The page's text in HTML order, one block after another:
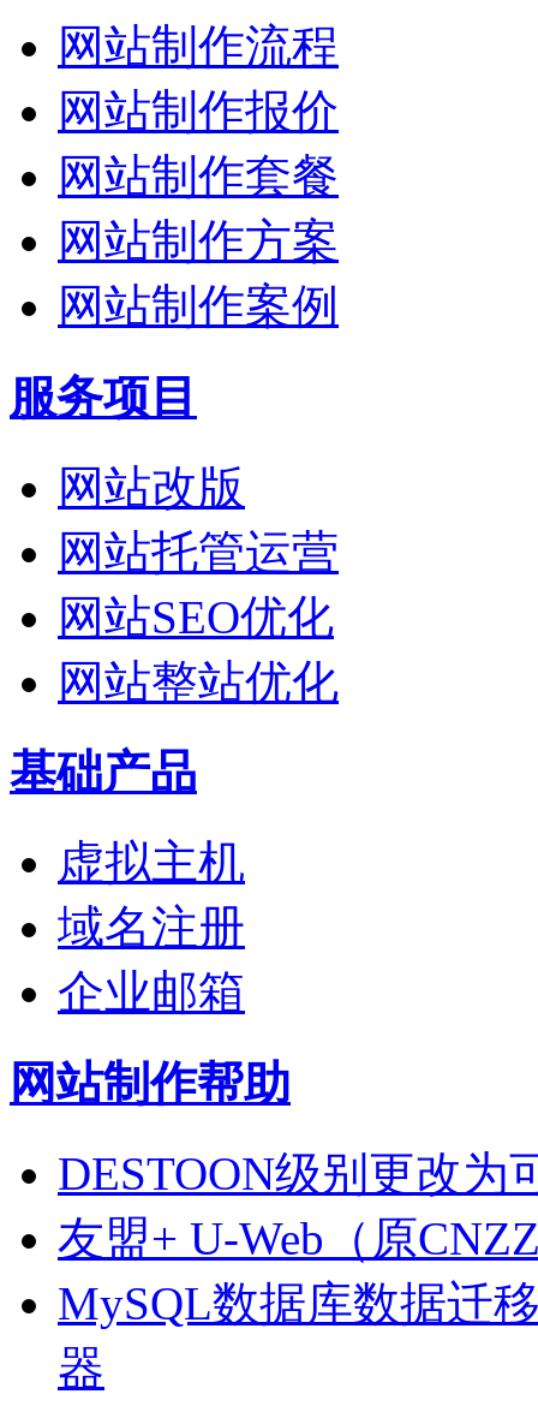
网站制作流程
网站制作报价
网站制作套餐
网站制作方案
网站制作案例
服务项目
网站改版
网站托管运营
网站SEO优化
网站整站优化
基础产品
虚拟主机
域名注册
企业邮箱
网站制作帮助
DESTOON级别更改为
友盟+ U-Web（原
MySQL数据库数据迁
器